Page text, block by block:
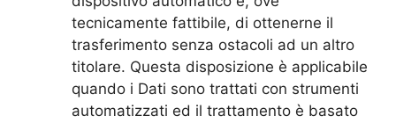
tecnicamente fattibile, di ottenerne il
trasferimento senza ostacoli ad un altro
titolare. Questa disposizione è applicabile
quando i Dati sono trattati con strumenti
automatizzati ed il trattamento è basato